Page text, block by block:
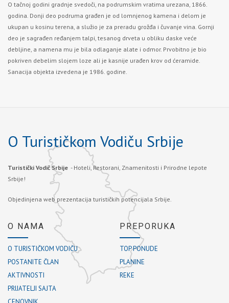
O tačnoj godini gradnje svedoči, na podrumskim vratima urezana, 1866.
godina. Donji deo podruma građen je od lomnjenog kamena i delom je
ukupan u kosinu terena, a služio je za preradu grožđa i čuvanje vina. Gornji
deo je sagrađen ređanjem talpi, tesanog drveta u obliku daske veće
debljine, a namena mu je bila odlaganje alate i odmor. Prvobitno je bio
pokriven debelim slojem loze ali je kasnije urađen krov od ćeramide.
Sanacija objekta izvedena je 1986. godine.
O Turističkom Vodiču Srbije
Turistički Vodič Srbije - Hoteli, Restorani, Znamenitosti i Prirodne lepote
Srbije!
Objedinjena web prezentacija turističkih potencijala Srbije.
O NAMA
O TURISTIČKOM VODIČU
POSTANITE ČLAN
AKTIVNOSTI
PRIJATELJI SAJTA
PREPORUKA
TOP PONUDE
PLANINE
REKE